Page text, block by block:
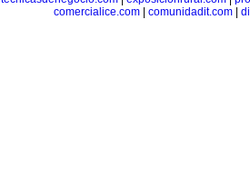
comercialice.com| comunidadit.com|